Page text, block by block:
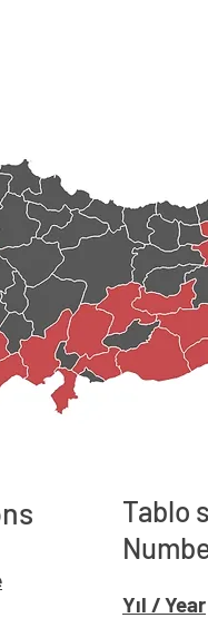
Tablo
Yıl / Year